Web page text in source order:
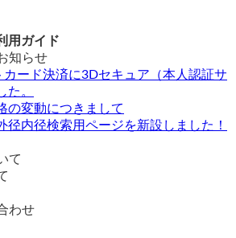
（ 2020/02/08 ）
の1本のみの購入は可能でしょう
用鋼管（ホワイト鉄丸パイプ・材質
ガイド
知らせ
カード決済に3Dセキュア（本人認証サ
た。
の変動につきまして
径内径検索用ページを新設しました！
て
わせ